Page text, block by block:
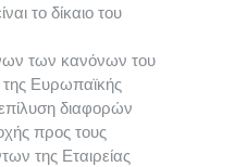
το δίκαιο του
των κανόνων του
της Ευρωπαϊκής
διαφορών
προς τους
της Εταιρείας